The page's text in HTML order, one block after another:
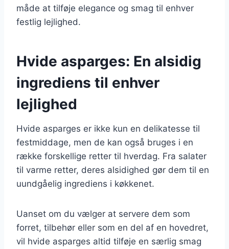
måde at tilføje elegance og smag til enhver
festlig lejlighed.
Hvide asparges: En alsidig
ingrediens til enhver
lejlighed
Hvide asparges er ikke kun en delikatesse til
festmiddage, men de kan også bruges i en
række forskellige retter til hverdag. Fra salater
til varme retter, deres alsidighed gør dem til en
uundgåelig ingrediens i køkkenet.
Uanset om du vælger at servere dem som
forret, tilbehør eller som en del af en hovedret,
vil hvide asparges altid tilføje en særlig smag